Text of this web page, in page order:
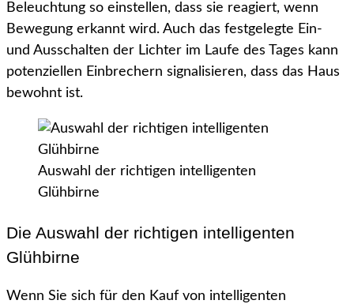
Beleuchtung so einstellen, dass sie reagiert, wenn
Bewegung erkannt wird. Auch das festgelegte Ein-
und Ausschalten der Lichter im Laufe des Tages kann
potenziellen Einbrechern signalisieren, dass das Haus
bewohnt ist.
Auswahl der richtigen intelligenten
Glühbirne
Die Auswahl der richtigen intelligenten
Glühbirne
Wenn Sie sich für den Kauf von intelligenten